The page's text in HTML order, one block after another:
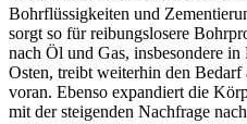
Bohrflüssigkeiten und
sorgt so für reibungslosere
nach Öl und Gas, insbesondere
Osten, treibt weiterhin den
voran. Ebenso expandiert die
mit der steigenden Nachfrage